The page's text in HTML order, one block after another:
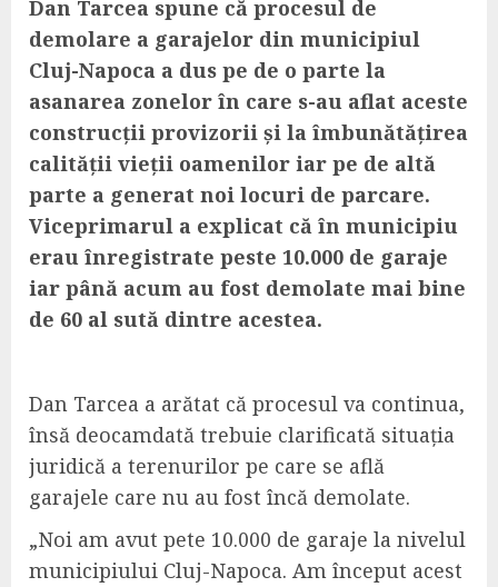
Dan Tarcea spune că procesul de
demolare a garajelor din municipiul
Cluj-Napoca a dus pe de o parte la
asanarea zonelor în care s-au aflat aceste
construcții provizorii și la îmbunătățirea
calității vieții oamenilor iar pe de altă
parte a generat noi locuri de parcare.
Viceprimarul a explicat că în municipiu
erau înregistrate peste 10.000 de garaje
iar până acum au fost demolate mai bine
de 60 al sută dintre acestea.
Dan Tarcea a arătat că procesul va continua,
însă deocamdată trebuie clarificată situația
juridică a terenurilor pe care se află
garajele care nu au fost încă demolate.
„Noi am avut pete 10.000 de garaje la nivelul
municipiului Cluj-Napoca. Am început acest